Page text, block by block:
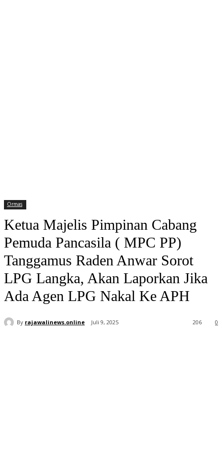
Ormas
Ketua Majelis Pimpinan Cabang
Pemuda Pancasila ( MPC PP)
Tanggamus Raden Anwar Sorot
LPG Langka, Akan Laporkan Jika
Ada Agen LPG Nakal Ke APH
By rajawalinews.online Juli 9, 2025 0
206